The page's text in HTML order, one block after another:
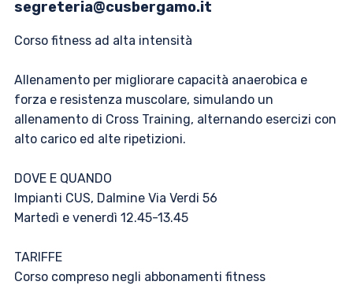
segreteria@cusbergamo.it
Corso fitness ad alta intensità
Allenamento per migliorare capacità anaerobica e
forza e resistenza muscolare, simulando un
allenamento di Cross Training, alternando esercizi con
alto carico ed alte ripetizioni.
DOVE E QUANDO
Impianti CUS, Dalmine Via Verdi 56
Martedì e venerdì 12.45-13.45
TARIFFE
Corso compreso negli abbonamenti fitness